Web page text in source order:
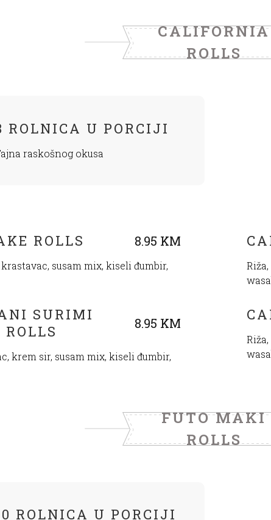
CALIFORNIA
ROLLS
ROLNICA U PORCIJI
raskošnog okusa
ROLLS 8.95 KM
susam mix, kiseli đumbir,
SURIMI
8.95 KM
krem sir, susam mix, kiseli đumbir,
FUTO MAKI
ROLLS
ROLNICA U PORCIJI